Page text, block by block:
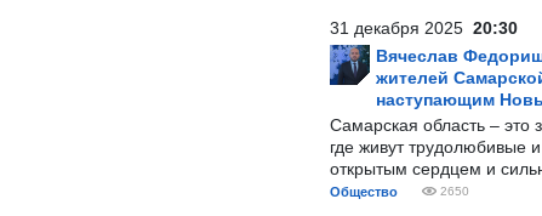
31 декабря 2025 20:30
Вячеслав
жителей
наступающим
Самарская область – это
где живут трудолюбивые
открытым сердцем и
Общество 2650